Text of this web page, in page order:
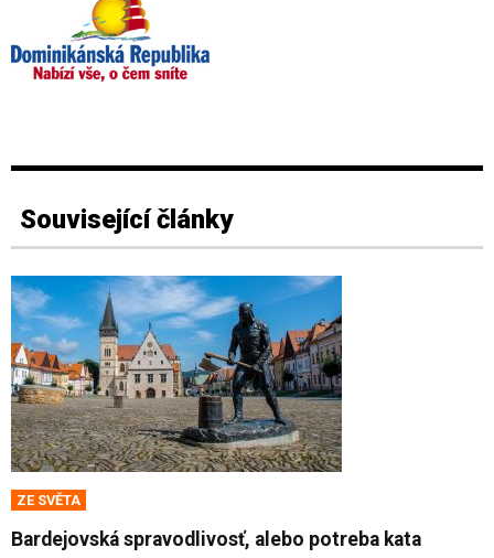
Související články
ZE SVĚTA
Bardejovská spravodlivosť, alebo potreba kata